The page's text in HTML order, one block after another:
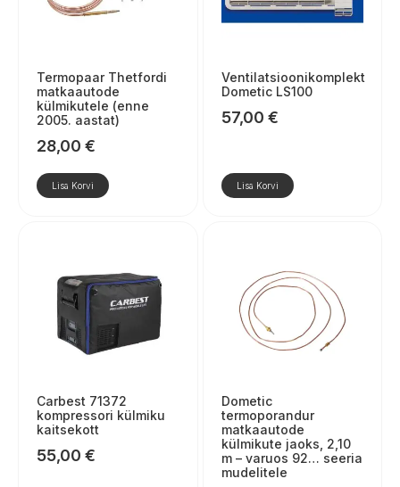
Termopaar Thetfordi
matkaautode
külmikutele (enne
2005. aastat)
28,00 €
Lisa Korvi
Ventilatsioonikomplekt
Dometic LS100
57,00 €
Lisa Korvi
Carbest 71372
kompressori külmiku
kaitsekott
55,00 €
Dometic
termoporandur
matkaautode
külmikute jaoks, 2,10
m – varuos 92… seeria
mudelitele